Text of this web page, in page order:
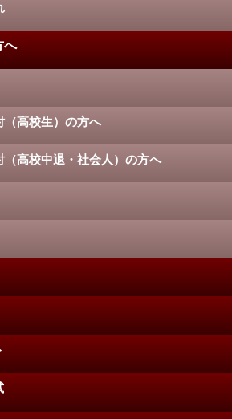
へ
（高校生）の方へ
（高校中退・社会人）の方へ